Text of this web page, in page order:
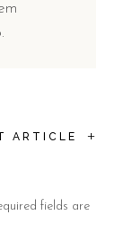
ARTICLE +
fields are